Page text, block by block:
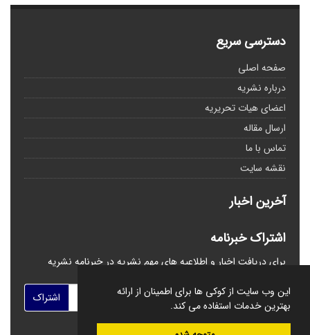
این وب سایت از کوکی ها برای اطمینان از ارائه
بهترین خدمات استفاده می کند.
دسترسی سریع
صفحه اصلی
درباره نشریه
اعضای هیات تحریریه
ارسال مقاله
تماس با ما
نقشه سایت
آخرین اخبار
اشتراک خبرنامه
برای دریافت اخبار و اطلاعیه های مهم نشریه در خبرنامه نشریه
اشتراک